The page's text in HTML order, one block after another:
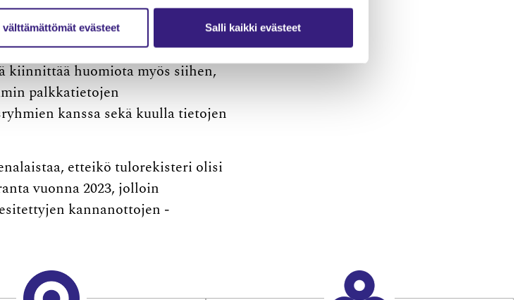
välttämättömät evästeet Salli kaikki evästeet
on syytä parantaa ennen
nykyisestä. Takautuvaan
kiinnittää huomiota myös ­siihen,
palkkatietojen
kanssa sekä kuulla tietojen
etteikö tulorekisteri ­olisi
vuonna 2023, jolloin
kannanottojen